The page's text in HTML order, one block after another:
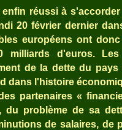
réussi à
20 février dernier
européens ont
milliards d'euros.
de la dette du
dans l'histoire
partenaires «
du problème de sa
de salaires, de